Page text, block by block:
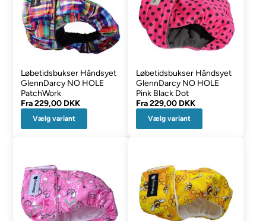
Løbetidsbukser Håndsyet
GlennDarcy NO HOLE
PatchWork
Fra229,00 DKK
Vælg variant
Løbetidsbukser Håndsyet
GlennDarcy NO HOLE
Pink Black Dot
Fra229,00 DKK
Vælg variant